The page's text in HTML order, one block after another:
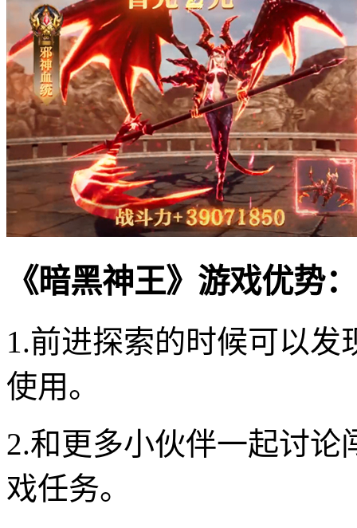
《暗黑神王》游戏优势：
1.前进探索的时候可以
使用。
2.和更多小伙伴一起讨
戏任务。